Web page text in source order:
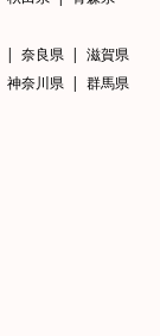
奈良県
滋賀県
神奈川県
群馬県